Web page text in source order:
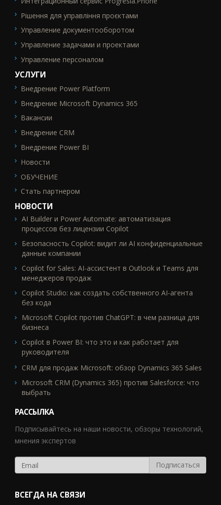
Рішення для управління проєктами
Управление документооборотом
Управление задачами и проектами
Управление персоналом
УСЛУГИ
SEO_FTR2
Внедрение Power Platform
Внедрение Microsoft Dynamics 365
Вакансии
Внедрение CRM
Внедрение Power BI
Новости
ОБУЧЕНИЕ
Стать партнером
НОВОСТИ
AI Builder и Power Automate: автоматизация
процессов без лицензии Copilot
Безопасность Copilot: видит ли AI конфиденциальные
данные компании
Copilot for Sales: AI-ассистент в Outlook и Teams для
менеджеров продаж
Copilot Studio: как создать собственного AI-агента
без кода
Microsoft Copilot против ChatGPT: в чем разница для
бизнеса
Copilot в Power BI: что это и как работает для
руководителя
CRM для продаж Microsoft: обзор Dynamics 365 Sales
Microsoft CRM (Dynamics 365) против Salesforce: что
выбрать
РАССЫЛКА
Подписывайтесь на наши новости, обзоры технологий,
мнения экспертов
ВСЕГДА НА СВЯЗИ